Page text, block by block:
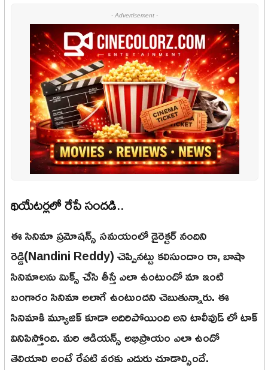
- Advertisement -
థియేటర్లలో రేపే సందడి..
ఈ సినిమా ప్రమోషన్స్ సమయంలో డైరెక్టర్ నందిని
రెడ్డి(Nandini Reddy) చెప్పినట్టు కలిసుందాం రా, బాషా
సినిమాలను మిక్స్ చేసి తీస్తే ఎలా ఉంటుందో మా ఇంటి
బంగారం సినిమా అలాగే ఉంటుందని చెబుతున్నారు. ఈ
సినిమాకి మ్యూజిక్ కూడా అదిరిపోయింది అని టాలీవుడ్ లో టాక్
వినిపిస్తోంది. మరి ఆడియన్స్ అభిప్రాయం ఎలా ఉందో
తెలియాలి అంటే రేపటి వరకు ఎదురు చూడాల్సిందే.